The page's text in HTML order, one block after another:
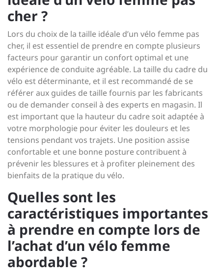
cher ?
Lors du choix de la taille idéale d’un vélo femme pas
cher, il est essentiel de prendre en compte plusieurs
facteurs pour garantir un confort optimal et une
expérience de conduite agréable. La taille du cadre du
vélo est déterminante, et il est recommandé de se
référer aux guides de taille fournis par les fabricants
ou de demander conseil à des experts en magasin. Il
est important que la hauteur du cadre soit adaptée à
votre morphologie pour éviter les douleurs et les
tensions pendant vos trajets. Une position assise
confortable et une bonne posture contribuent à
prévenir les blessures et à profiter pleinement des
bienfaits de la pratique du vélo.
Quelles sont les
caractéristiques importantes
à prendre en compte lors de
l’achat d’un vélo femme
abordable ?